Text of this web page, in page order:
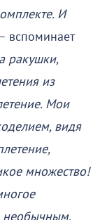
И
вспоминает
ракушки,
из
Мои
видя
множество!
необычным.